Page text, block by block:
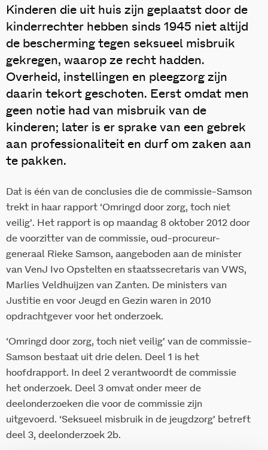
Kinderen die uit huis zijn geplaatst door de
kinderrechter hebben sinds 1945 niet altijd
de bescherming tegen seksueel misbruik
gekregen, waarop ze recht hadden.
Overheid, instellingen en pleegzorg zijn
daarin tekort geschoten. Eerst omdat men
geen notie had van misbruik van de
kinderen; later is er sprake van een gebrek
aan professionaliteit en durf om zaken aan
te pakken.
Dat is één van de conclusies die de commissie-Samson
trekt in haar rapport ‘Omringd door zorg, toch niet
veilig’. Het rapport is op maandag 8 oktober 2012 door
de voorzitter van de commissie, oud-procureur-
generaal Rieke Samson, aangeboden aan de minister
van VenJ Ivo Opstelten en staatssecretaris van VWS,
Marlies Veldhuijzen van Zanten. De ministers van
Justitie en voor Jeugd en Gezin waren in 2010
opdrachtgever voor het onderzoek.
‘Omringd door zorg, toch niet veilig’ van de commissie-
Samson bestaat uit drie delen. Deel 1 is het
hoofdrapport. In deel 2 verantwoordt de commissie
het onderzoek. Deel 3 omvat onder meer de
deelonderzoeken die voor de commissie zijn
uitgevoerd. ‘Seksueel misbruik in de jeugdzorg’ betreft
deel 3, deelonderzoek 2b.